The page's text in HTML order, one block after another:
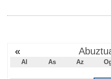
«
Al As Az